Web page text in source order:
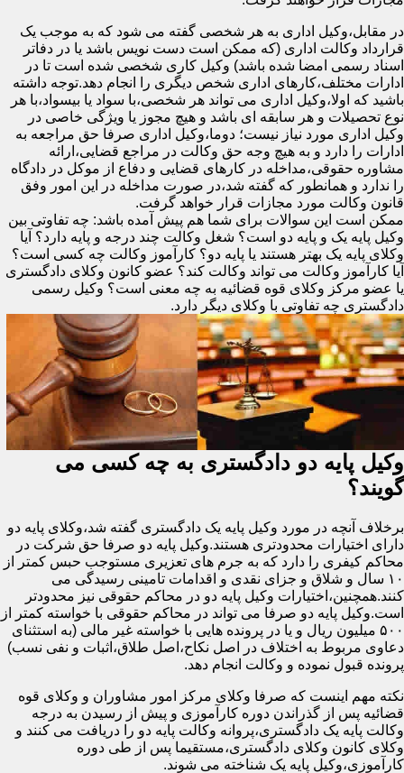
در مقابل،وکیل اداری به هر شخصی گفته می شود که به موجب یک
قرارداد وکالت اداری (که ممکن است دست نویس باشد یا در دفاتر
اسناد رسمی امضا شده باشد) وکیل کاری شخصی شده است تا در
ادارات مختلف،کارهای اداری شخص دیگری را انجام دهد.توجه داشته
باشید که اولا،وکیل اداری می تواند هر شخصی،با سواد یا بیسواد،با هر
نوع تحصیلات و هر سابقه ای باشد و هیچ مجوز یا ویژگی خاصی در
وکیل اداری مورد نیاز نیست؛ دوما،وکیل اداری صرفا حق مراجعه به
ادارات را دارد و به هیچ وجه حق وکالت در مراجع قضایی،ارائه
مشاوره حقوقی،مداخله در کارهای قضایی و دفاع از موکل در دادگاه
را ندارد و همانطور که گفته شد،در صورت مداخله در این امور وفق
قانون وکالت مورد مجازات قرار خواهد گرفت.
ممکن است این سوالات برای شما هم پیش آمده باشد: چه تفاوتی بین
وکیل پایه یک و پایه دو است؟ شغل وکالت چند درجه و پایه دارد؟ آیا
وکلای پایه یک بهتر هستند یا پایه دو؟ کارآموز وکالت چه کسی است؟
آیا کارآموز وکالت می تواند وکالت کند؟ عضو کانون وکلای دادگستری
یا عضو مرکز وکلای قوه قضائیه به چه معنی است؟ وکیل رسمی
دادگستری چه تفاوتی با وکلای دیگر دارد.
وکیل پایه دو دادگستری به چه کسی می
گویند؟
برخلاف آنچه در مورد وکیل پایه یک دادگستری گفته شد،وکلای پایه دو
دارای اختیارات محدودتری هستند.وکیل پایه دو صرفا حق شرکت در
محاکم کیفری را دارد که به جرم های تعزیری مستوجب حبس کمتر از
۱۰ سال و شلاق و جزای نقدی و اقدامات تامینی رسیدگی می
کنند.همچنین،اختیارات وکیل پایه دو در محاکم حقوقی نیز محدودتر
است.وکیل پایه دو صرفا می تواند در محاکم حقوقی با خواسته کمتر از
۵۰۰ میلیون ریال و یا در پرونده هایی با خواسته غیر مالی (به استثنای
دعاوی مربوط به اختلاف در اصل نکاح،اصل طلاق،اثبات و نفی نسب)
پرونده قبول نموده و وکالت انجام دهد.
نکته مهم اینست که صرفا وکلای مرکز امور مشاوران و وکلای قوه
قضائیه پس از گذراندن دوره کارآموزی و پیش از رسیدن به درجه
وکالت پایه یک دادگستری،پروانه وکالت پایه دو را دریافت می کنند و
وکلای کانون وکلای دادگستری،مستقیما پس از طی دوره
کارآموزی،وکیل پایه یک شناخته می شوند.